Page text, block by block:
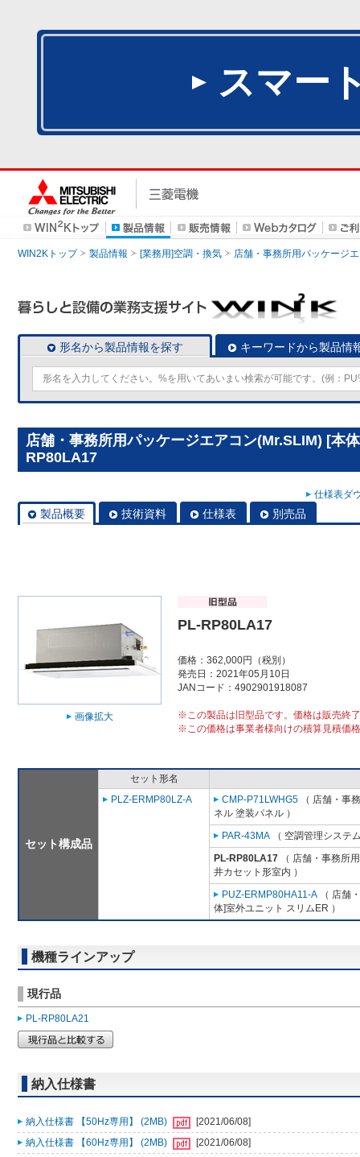
スマー
WIN2Kトップ 製品情報 [業務用]空調・換気 店舗・事務所用パッケージ
形名から製品情報を探す キーワードから製品情
店舗・事務所用パッケージエアコン(Mr.SLIM) [本
RP80LA17
仕様表ダ
製品概要 技術資料 仕様表 別売品
画像拡大
PL-RP80LA17
価格：362,000円（税別）
発売日：2021年05月10日
JANコード：4902901918087
※この製品は旧型品です。価格は販売終
※この価格は事業者様向けの積算見積価
セット構成品
セット形名
PLZ-ERMP80LZ-A
CMP-P71LWHG5 （ 店舗・事
ネル 塗装パネル ）
PAR-43MA （ 空調管理システ
PL-RP80LA17 （ 店舗・事務所
井カセット形室内 ）
PUZ-ERMP80HA11-A （ 店舗
体]室外ユニット スリムER ）
機種ラインアップ
現行品
PL-RP80LA21
納入仕様書
納入仕様書 【50Hz専用】 (2MB)
[2021/06/08]
納入仕様書 【60Hz専用】 (2MB)
[2021/06/08]